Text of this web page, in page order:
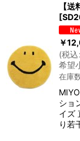
【
[
￥
(税込:
希望
在庫
ショ
イズ
り若